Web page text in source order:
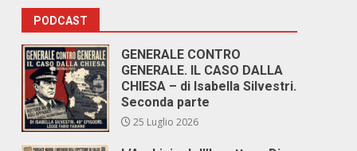
PODCAST
GENERALE CONTRO
GENERALE. IL CASO DALLA
CHIESA – di Isabella Silvestri.
Seconda parte
25 Luglio 2026